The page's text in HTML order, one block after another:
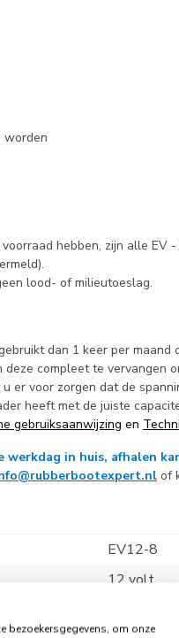
worden
hebben, zijn alle EV
lood- of milieutoeslag.
dan 1 keer per maand
deze compleet te vervangen
er voor zorgen dat de
heeft met de juiste
gebruiksaanwijzing en
werkdag in huis, afhalen
of
EV12-8
12 volt
bezoekersgegevens, om onze